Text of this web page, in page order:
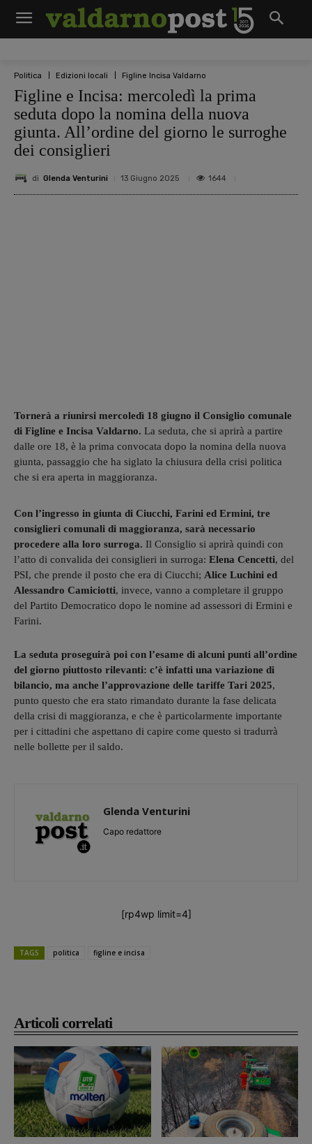
Politica Edizioni locali Figline Incisa Valdarno
Figline e Incisa: mercoledì la prima
seduta dopo la nomina della nuova
giunta. All’ordine del giorno le surroghe
dei consiglieri
di Glenda Venturini 13 Giugno 2025 1644
Articoli correlati
Tornerà a riunirsi mercoledì 18 giugno il Consiglio comunale
di Figline e Incisa Valdarno. La seduta, che si aprirà a partire
dalle ore 18, è la prima convocata dopo la nomina della nuova
giunta, passaggio che ha siglato la chiusura della crisi politica
che si era aperta in maggioranza.
Con l’ingresso in giunta di Ciucchi, Farini ed Ermini, tre
consiglieri comunali di maggioranza, sarà necessario
procedere alla loro surroga. Il Consiglio si aprirà quindi con
l’atto di convalida dei consiglieri in surroga: Elena Cencetti, del
PSI, che prende il posto che era di Ciucchi; Alice Luchini ed
Alessandro Camiciotti, invece, vanno a completare il gruppo
del Partito Democratico dopo le nomine ad assessori di Ermini e
Farini.
La seduta proseguirà poi con l’esame di alcuni punti all’ordine
del giorno piuttosto rilevanti: c’è infatti una variazione di
bilancio, ma anche l’approvazione delle tariffe Tari 2025,
punto questo che era stato rimandato durante la fase delicata
della crisi di maggioranza, e che è particolarmente importante
per i cittadini che aspettano di capire come questo si tradurrà
nelle bollette per il saldo.
Glenda Venturini
Capo redattore
[rp4wp limit=4]
TAGS politica figline e incisa